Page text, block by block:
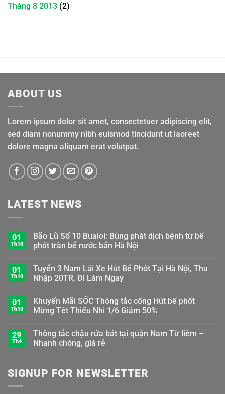
Tháng 8 2013 (2)
ABOUT US
Lorem ipsum dolor sit amet, consectetuer adipiscing elit,
sed diam nonummy nibh euismod tincidunt ut laoreet
dolore magna aliquam erat volutpat.
LATEST NEWS
01
Th10
Bão Lũ Số 10 Bualoi: Bùng phát dịch bệnh từ bể
phốt tràn bể nước bẩn Hà Nội
01
Th10
Tuyển 3 Nam Lái Xe Hút Bể Phốt Tại Hà Nội, Thu
Nhập 20TR, Đi Làm Ngay
01
Th10
Khuyến Mãi SỐC Thông tắc cống Hút bể phốt
Mừng Tết Thiếu Nhi 1/6 Giảm 50%
29
Th4
Thông tắc chậu rửa bát tại quận Nam Từ liêm –
Nhanh chóng, giá rẻ
SIGNUP FOR NEWSLETTER